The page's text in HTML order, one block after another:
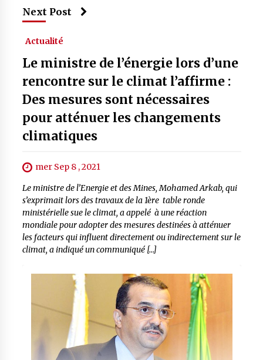
Next Post
Actualité
Le ministre de l’énergie lors d’une
rencontre sur le climat l’affirme :
Des mesures sont nécessaires
pour atténuer les changements
climatiques
mer Sep 8 , 2021
Le ministre de l’Energie et des Mines, Mohamed Arkab, qui
s’exprimait lors des travaux de la 1ère table ronde
ministérielle sue le climat, a appelé à une réaction
mondiale pour adopter des mesures destinées à atténuer
les facteurs qui influent directement ou indirectement sur le
climat, a indiqué un communiqué […]